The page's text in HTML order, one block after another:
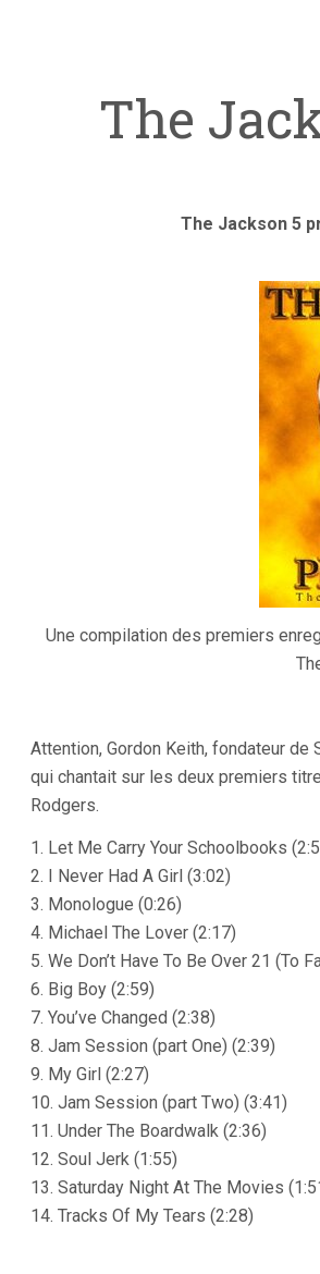
The
The Jackson 5
Une compilation des premiers
Attention, Gordon Keith, fondateur de
qui chantait sur les deux premiers
Rodgers.
1. Let Me Carry Your Schoolbooks
2. I Never Had A Girl (3:02)
3. Monologue (0:26)
4. Michael The Lover (2:17)
5. We Don’t Have To Be Over 21 (To
6. Big Boy (2:59)
7. You’ve Changed (2:38)
8. Jam Session (part One) (2:39)
9. My Girl (2:27)
10. Jam Session (part Two) (3:41)
11. Under The Boardwalk (2:36)
12. Soul Jerk (1:55)
13. Saturday Night At The Movies
14. Tracks Of My Tears (2:28)